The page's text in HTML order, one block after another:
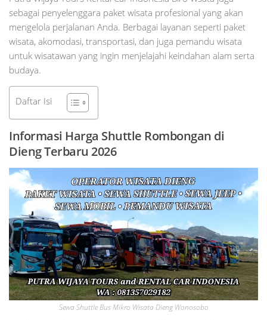
sebagai penyelenggara paket wisata profesional yang akan
mengelola perjalanan Anda. Berbagai layanan seperti paket
wisata, akomodasi, transportasi, dan juga pemandu wisata
untuk wisatawan yang ingin menjelajahi keindahan alam serta
budaya.
Daftar Isi
Informasi Harga Shuttle Rombongan di
Dieng Terbaru 2026
Sewa Shuttle Bus Mikro Wisata Dieng Wonosobo